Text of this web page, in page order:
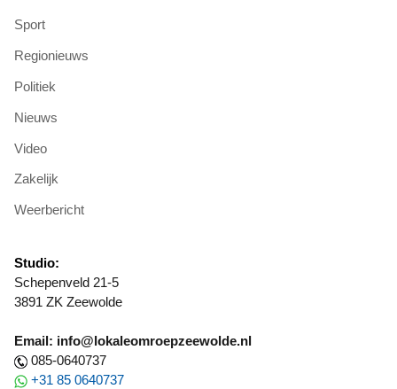
Sport
Regionieuws
Politiek
Nieuws
Video
Zakelijk
Weerbericht
Studio:
Schepenveld 21-5
3891 ZK Zeewolde
Email: info@lokaleomroepzeewolde.nl
085-0640737
+31 85 0640737